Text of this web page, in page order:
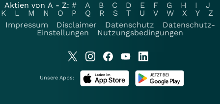
Aktien von A - Z: # A B C D E F G H I
J
K
L M N O P Q R S T U V W X Y
Z
Impressum
Disclaimer Datenschutz
Datenschutz-
Einstellungen
Nutzungsbedingungen
Unsere Apps: